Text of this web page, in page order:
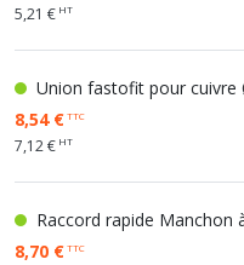
5,21 € HT
Union fastofit pour cuivre
8,54 €TTC
7,12 € HT
Raccord rapide Manchon
8,70 €TTC